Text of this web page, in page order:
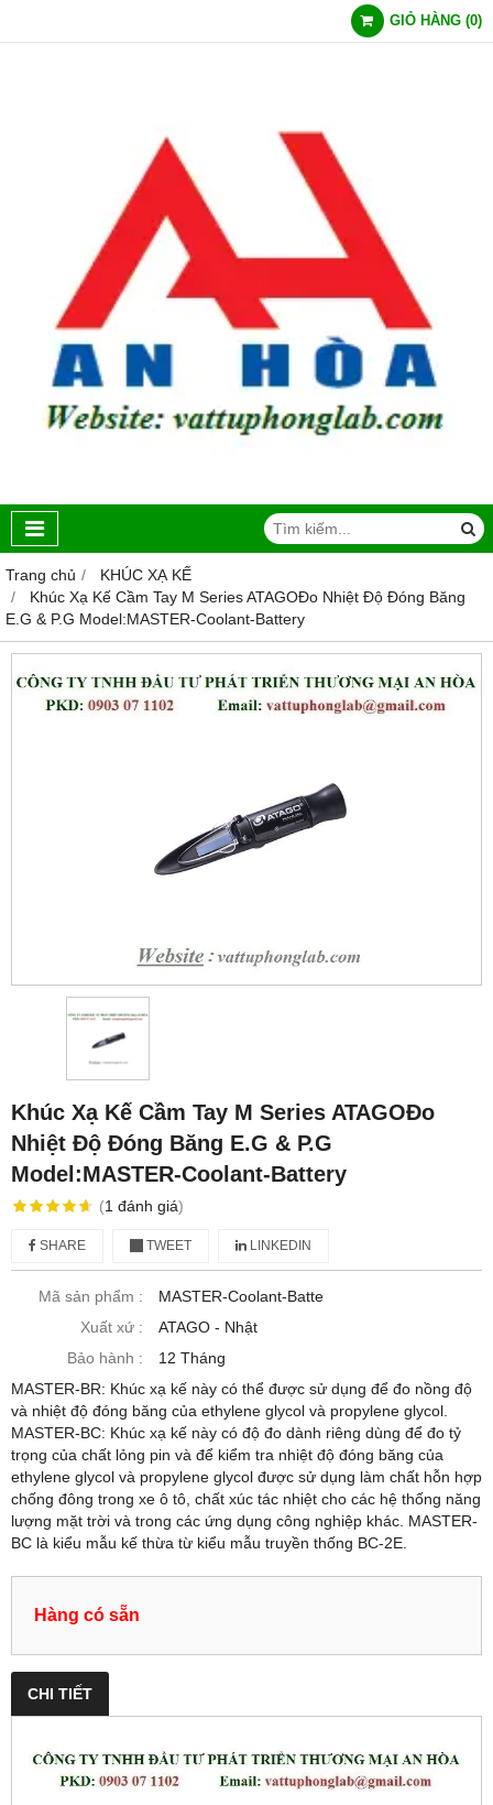
GIỎ HÀNG (0)
Trang chủ
KHÚC XẠ KẾ
Khúc Xạ Kế Cầm Tay M Series ATAGOĐo Nhiệt Độ Đóng Băng
E.G & P.G Model:MASTER-Coolant-Battery
Khúc Xạ Kế Cầm Tay M Series ATAGOĐo
Nhiệt Độ Đóng Băng E.G & P.G
Model:MASTER-Coolant-Battery
(1 đánh giá)
SHARE TWEET LINKEDIN
Mã sản phẩm :
MASTER-Coolant-Batte
Xuất xứ :
ATAGO - Nhật
Bảo hành :
12 Tháng
MASTER-BR: Khúc xạ kế này có thể được sử dụng để đo nồng độ
và nhiệt độ đóng băng của ethylene glycol và propylene glycol.
MASTER-BC: Khúc xạ kế này có độ đo dành riêng dùng để đo tỷ
trọng của chất lỏng pin và để kiểm tra nhiệt độ đóng băng của
ethylene glycol và propylene glycol được sử dụng làm chất hỗn hợp
chống đông trong xe ô tô, chất xúc tác nhiệt cho các hệ thống năng
lượng mặt trời và trong các ứng dụng công nghiệp khác. MASTER-
BC là kiểu mẫu kế thừa từ kiểu mẫu truyền thống BC-2E.
Hàng có sẵn
CHI TIẾT